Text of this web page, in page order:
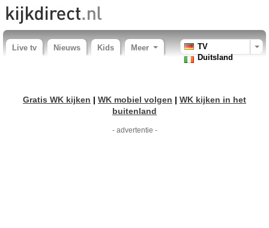
Live tv Nieuws Kids Meer
TV
Duitsland
Gratis WK kijken | WK mobiel volgen | WK kijken in het
buitenland
- advertentie -